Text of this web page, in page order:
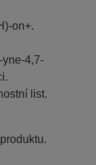
on+.
yne-4,7-
list.